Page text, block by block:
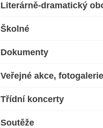
Literárně-dramatický
Školné
Dokumenty
Veřejné akce, fotogalerie
Třídní koncerty
Soutěže